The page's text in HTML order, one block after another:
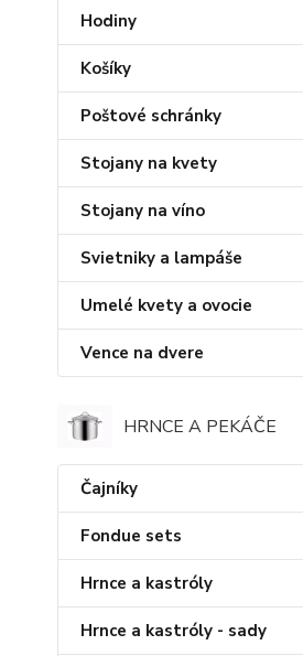
Hodiny
Košíky
Poštové schránky
Stojany na kvety
Stojany na víno
Svietniky a lampáše
Umelé kvety a ovocie
Vence na dvere
HRNCE A PEKÁČE
Čajníky
Fondue sets
Hrnce a kastróly
Hrnce a kastróly - sady